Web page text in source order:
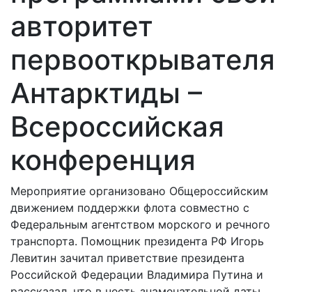
авторитет
первооткрывателя
Антарктиды –
Всероссийская
конференция
Мероприятие организовано Общероссийским
движением поддержки флота совместно с
Федеральным агентством морского и речного
транспорта. Помощник президента РФ Игорь
Левитин зачитал приветствие президента
Российской Федерации Владимира Путина и